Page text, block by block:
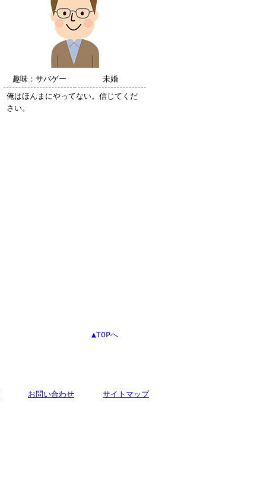
趣味：サバゲー
未婚
俺はほんまにやってない。信じてくだ
さい。
▲TOPへ
お問い合わせ サイトマップ